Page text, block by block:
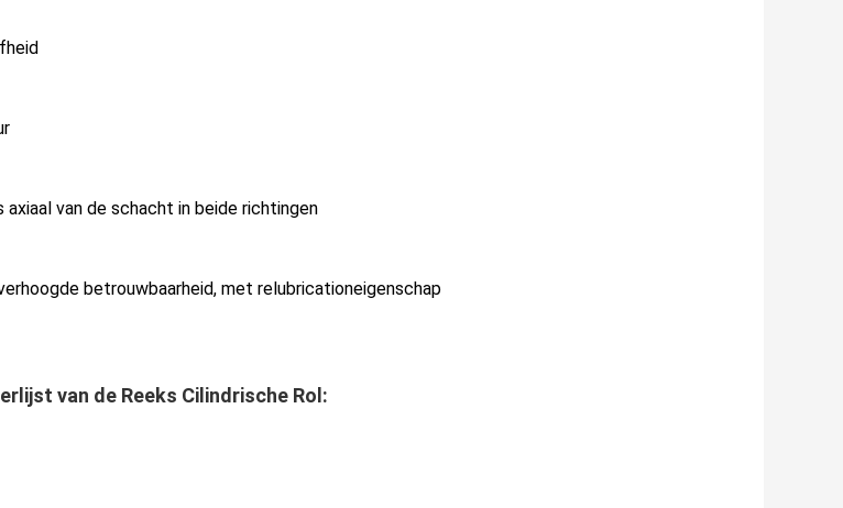
axiaal van de schacht in beide richtingen
betrouwbaarheid, met relubricationeigenschap
van de Reeks Cilindrische Rol: